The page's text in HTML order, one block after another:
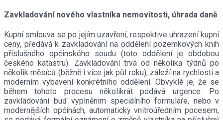
Zavkladování nového vlastníka nemovitosti, úhrada daně
Kupní smlouva se po jejím uzavření, respektive uhrazení kupní
ceny, předává k zavkladování na oddělení pozemkových knih
příslušného općinského soudu (toto oddělení je obdobou
českého katastru). Zavkladování trvá od několika týdnů po
několik měsíců (běžně i více jak půl roku), záleží na rychlosti a
moderním vybavení konkrétního oddělení. Obvyklé je, že se
během tohoto procesu několikrát podává urgence. Po
zavkladování buď vyplněním speciálního formuláře, nebo v
modernějších općinách, automaticky vnitroúředním pocesem,